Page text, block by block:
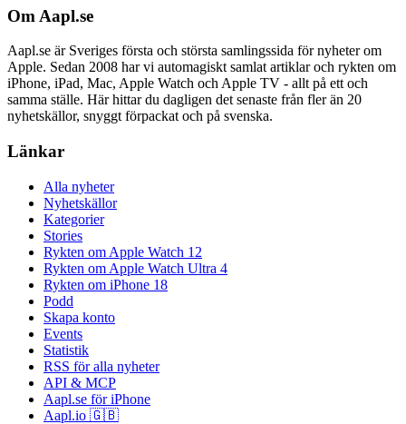
Om Aapl.se
Aapl.se är Sveriges första och största samlingssida för nyheter om
Apple. Sedan 2008 har vi automagiskt samlat artiklar och rykten om
iPhone, iPad, Mac, Apple Watch och Apple TV - allt på ett och
samma ställe. Här hittar du dagligen det senaste från fler än 20
nyhetskällor, snyggt förpackat och på svenska.
Länkar
Alla nyheter
Nyhetskällor
Kategorier
Stories
Rykten om Apple Watch 12
Rykten om Apple Watch Ultra 4
Rykten om iPhone 18
Podd
Skapa konto
Events
Statistik
RSS för alla nyheter
API & MCP
Aapl.se för iPhone
Aapl.io 🇬🇧